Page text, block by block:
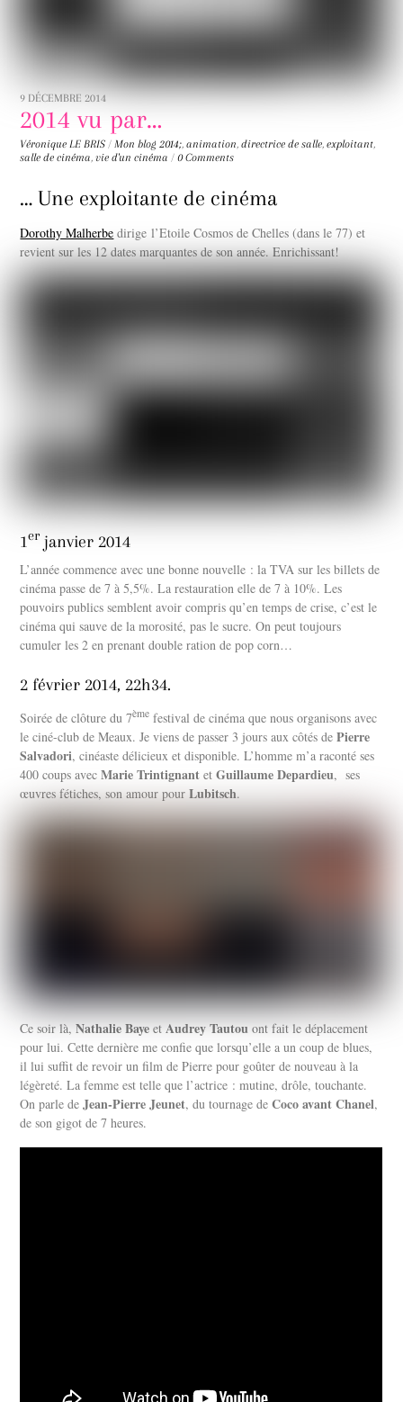
9 DÉCEMBRE 2014
2014 vu par…
Véronique LE BRIS / Mon blog 2014;,animation,directrice de salle,exploitant,
salle de cinéma,vie d'un cinéma / 0 Comments
… Une exploitante de cinéma
Dorothy Malherbe dirige l’Etoile Cosmos de Chelles (dans le 77) et
revient sur les 12 dates marquantes de son année. Enrichissant!
1erjanvier 2014
L’année commence avec une bonne nouvelle : la TVA sur les billets de
cinéma passe de 7 à 5,5%. La restauration elle de 7 à 10%. Les
pouvoirs publics semblent avoir compris qu’en temps de crise, c’est le
cinéma qui sauve de la morosité, pas le sucre. On peut toujours
cumuler les 2 en prenant double ration de pop corn…
2 février 2014, 22h34.
Soirée de clôture du 7ème festival de cinéma que nous organisons avec
le ciné-club de Meaux. Je viens de passer 3 jours aux côtés dePierre
Salvadori, cinéaste délicieux et disponible. L’homme m’a raconté ses
400 coups avecMarie Trintignant etGuillaume Depardieu, ses
œuvres fétiches, son amour pourLubitsch.
Ce soir là,Nathalie Baye etAudrey Tautou ont fait le déplacement
pour lui. Cette dernière me confie que lorsqu’elle a un coup de blues,
il lui suffit de revoir un film de Pierre pour goûter de nouveau à la
légèreté. La femme est telle que l’actrice : mutine, drôle, touchante.
On parle deJean-Pierre Jeunet, du tournage deCoco avant Chanel,
de son gigot de 7 heures.